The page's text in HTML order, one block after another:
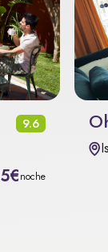
9.6
noche